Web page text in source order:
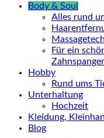
Body & Soul
Alles rund
Für ein
Hobby
Rund ums
Unterhaltung
Hochzeit
Kleidung,
Blog